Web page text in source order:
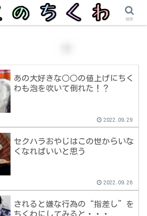
あの大好きな○○の値上げにちく
わも泡を吹いて倒れた！？
2022.09.29
セクハラおやじはこの世からいな
くなればいいと思う
2022.09.26
されると嫌な行為の“指差し”を
ちくわにしてみると・・・
検索